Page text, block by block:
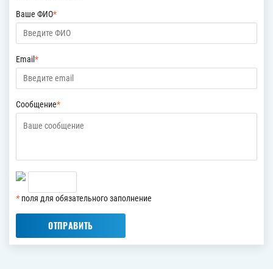
Ваше ФИО*
Email*
Сообщение*
* поля для обязательного заполнение
ОТПРАВИТЬ